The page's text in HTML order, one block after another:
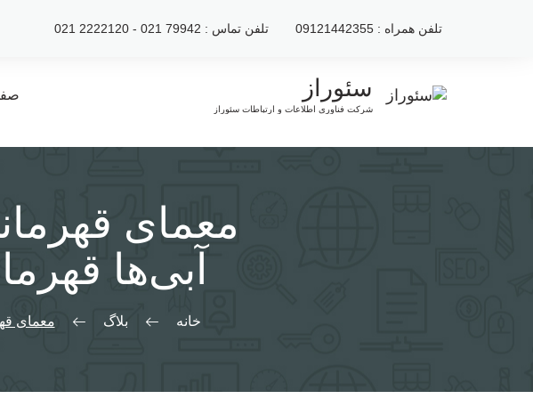
تلفن تماس : 79942 021 - 2222120 021 تلفن همراه : 09121442355
سئوراز
شرکت فناوری اطلاعات و ارتباطات سئوراز
معمای
آبی‌ها
خانه بلاگ معمای